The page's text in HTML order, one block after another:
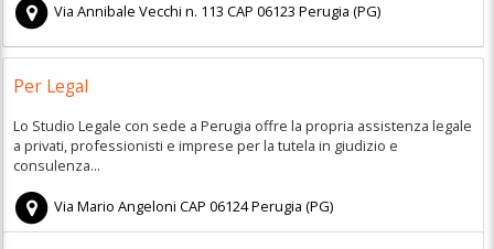
Via Annibale Vecchi n. 113 CAP06123 Perugia (PG)
Per Legal
Lo Studio Legale con sede a Perugia offre la propria assistenza legale
a privati, professionisti e imprese per la tutela in giudizio e
consulenza...
Via Mario Angeloni CAP06124Perugia (PG)